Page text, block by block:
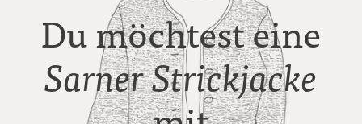
Du möchtest eine
SarnerStrickjacke